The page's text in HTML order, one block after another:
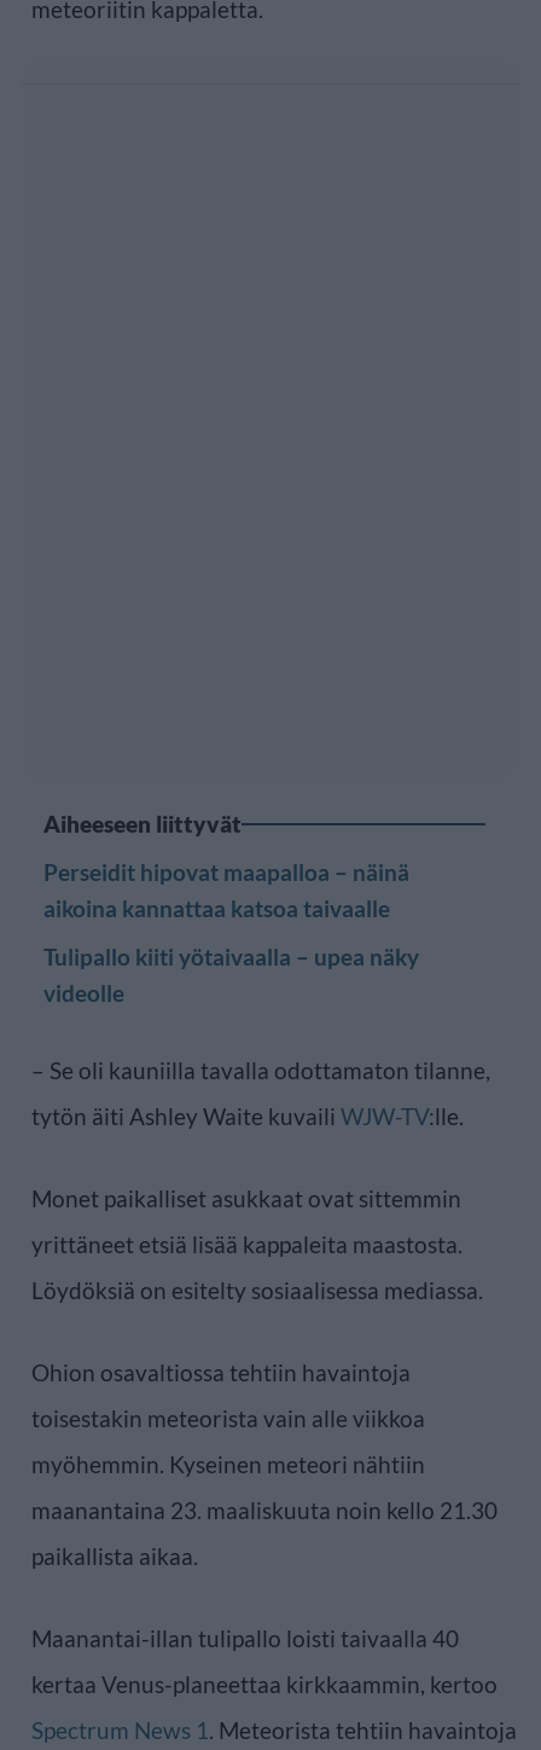
meteoriitin kappaletta.
Aiheeseen liittyvät
Perseidit hipovat maapalloa – näinä
aikoina kannattaa katsoa taivaalle
Tulipallo kiiti yötaivaalla – upea näky
videolle
– Se oli kauniilla tavalla odottamaton tilanne,
tytön äiti Ashley Waite kuvaili WJW-TV:lle.
Monet paikalliset asukkaat ovat sittemmin
yrittäneet etsiä lisää kappaleita maastosta.
Löydöksiä on esitelty sosiaalisessa mediassa.
Ohion osavaltiossa tehtiin havaintoja
toisestakin meteorista vain alle viikkoa
myöhemmin. Kyseinen meteori nähtiin
maanantaina 23. maaliskuuta noin kello 21.30
paikallista aikaa.
Maanantai-illan tulipallo loisti taivaalla 40
kertaa Venus-planeettaa kirkkaammin, kertoo
Spectrum News 1. Meteorista tehtiin havaintoja